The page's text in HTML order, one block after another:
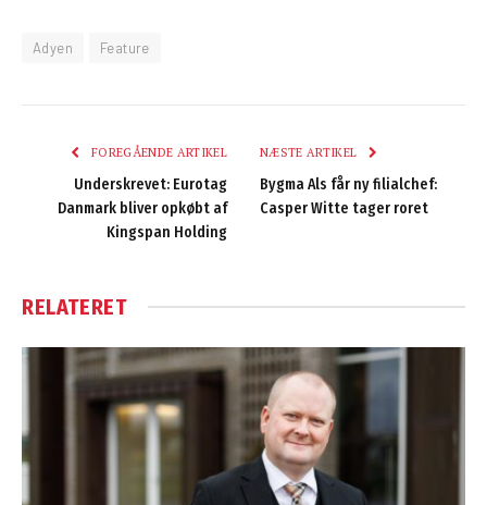
Adyen Feature
FOREGÅENDE ARTIKEL
Underskrevet: Eurotag
Danmark bliver opkøbt af
Kingspan Holding
NÆSTE ARTIKEL
Bygma Als får ny filialchef:
Casper Witte tager roret
RELATERET